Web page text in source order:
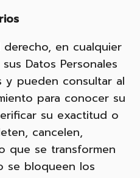
en cualquier
Datos Personales
y pueden consultar al
para conocer su
su exactitud o
cancelen,
que se transformen
se bloqueen los